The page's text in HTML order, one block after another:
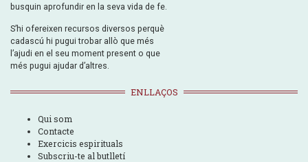
busquin aprofundir en la seva vida de fe.
S’hi ofereixen recursos diversos perquè
cadascú hi pugui trobar allò que més
l’ajudi en el seu moment present o que
més pugui ajudar d’altres.
ENLLAÇOS
Qui som
Contacte
Exercicis espirituals
Subscriu-te al butlletí